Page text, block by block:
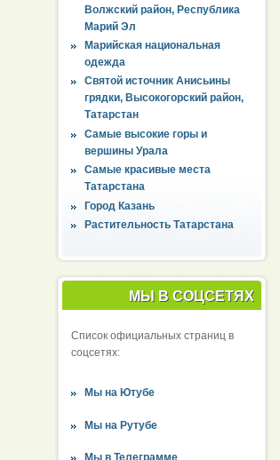
Волжский район, Республика
Марий Эл
Марийская национальная
одежда
Святой источник Анисьины
грядки, Высокогорский район,
Татарстан
Самые высокие горы и
вершины Урала
Самые красивые места
Татарстана
Город Казань
Растительность Татарстана
МЫ В СОЦСЕТЯХ
Список официальных страниц в
соцсетях:
Мы на Ютубе
Мы на Рутубе
Мы в Телеграмме